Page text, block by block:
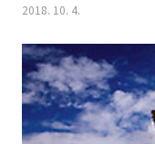
은 호환성에 중점을 조금
요. 요즘 모니터에서는 일
자를 없애는 추세이긴 합
가능 합니다. 화면 품질이
모니터를 쓰던 분들은 더
2018. 10. 4.